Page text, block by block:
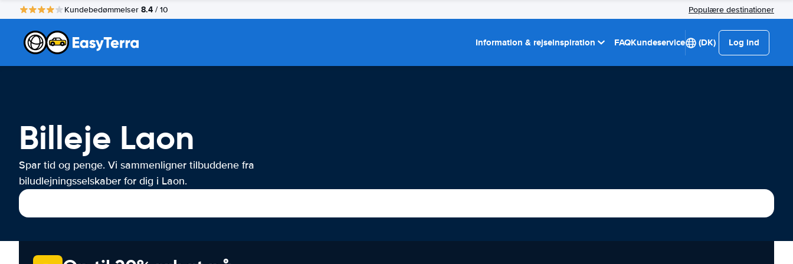
Kundebedømmelser 8.4 / 10 Populære destinationer
Information & rejseinspiration FAQKundeservice (DK) Log ind
Billeje Laon
Spar tid og penge. Vi sammenligner tilbuddene fra
biludlejningsselskaber for dig i Laon.